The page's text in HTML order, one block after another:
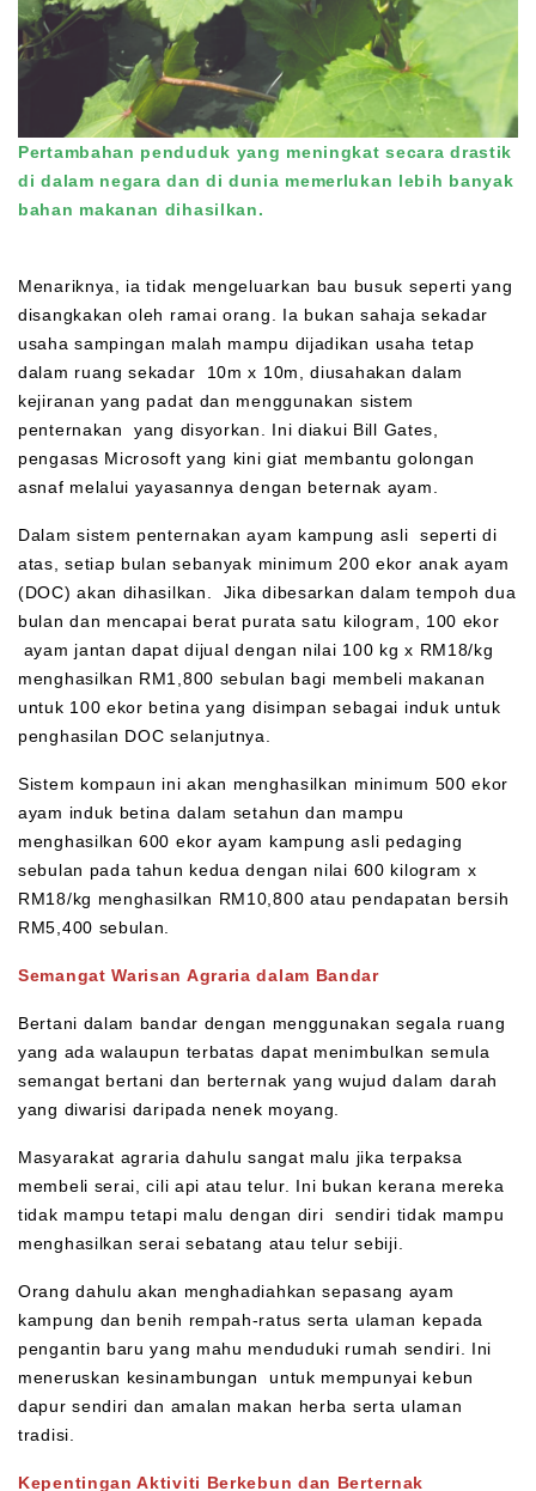
Pertambahan penduduk yang meningkat secara drastik
di dalam negara dan di dunia memerlukan lebih banyak
bahan makanan dihasilkan.
Menariknya, ia tidak mengeluarkan bau busuk seperti yang
disangkakan oleh ramai orang. Ia bukan sahaja sekadar
usaha sampingan malah mampu dijadikan usaha tetap
dalam ruang sekadar 10m x 10m, diusahakan dalam
kejiranan yang padat dan menggunakan sistem
penternakan yang disyorkan. Ini diakui Bill Gates,
pengasas Microsoft yang kini giat membantu golongan
asnaf melalui yayasannya dengan beternak ayam.
Dalam sistem penternakan ayam kampung asli seperti di
atas, setiap bulan sebanyak minimum 200 ekor anak ayam
(DOC) akan dihasilkan. Jika dibesarkan dalam tempoh dua
bulan dan mencapai berat purata satu kilogram, 100 ekor
ayam jantan dapat dijual dengan nilai 100 kg x RM18/kg
menghasilkan RM1,800 sebulan bagi membeli makanan
untuk 100 ekor betina yang disimpan sebagai induk untuk
penghasilan DOC selanjutnya.
Sistem kompaun ini akan menghasilkan minimum 500 ekor
ayam induk betina dalam setahun dan mampu
menghasilkan 600 ekor ayam kampung asli pedaging
sebulan pada tahun kedua dengan nilai 600 kilogram x
RM18/kg menghasilkan RM10,800 atau pendapatan bersih
RM5,400 sebulan.
Semangat Warisan Agraria dalam Bandar
Bertani dalam bandar dengan menggunakan segala ruang
yang ada walaupun terbatas dapat menimbulkan semula
semangat bertani dan berternak yang wujud dalam darah
yang diwarisi daripada nenek moyang.
Masyarakat agraria dahulu sangat malu jika terpaksa
membeli serai, cili api atau telur. Ini bukan kerana mereka
tidak mampu tetapi malu dengan diri sendiri tidak mampu
menghasilkan serai sebatang atau telur sebiji.
Orang dahulu akan menghadiahkan sepasang ayam
kampung dan benih rempah-ratus serta ulaman kepada
pengantin baru yang mahu menduduki rumah sendiri. Ini
meneruskan kesinambungan untuk mempunyai kebun
dapur sendiri dan amalan makan herba serta ulaman
tradisi.
Kepentingan Aktiviti Berkebun dan Berternak